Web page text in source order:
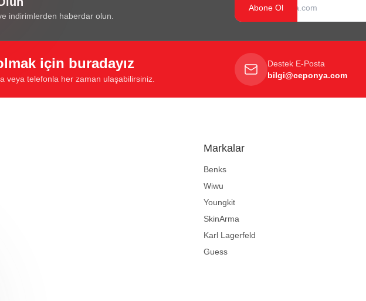
indirimlerden haberdar olun.
Abone Ol
için buradayız
veya telefonla her zaman ulaşabilirsiniz.
Destek E-Posta
bilgi@ceponya.com
Markalar
Benks
Wiwu
Youngkit
SkinArma
Karl Lagerfeld
Guess